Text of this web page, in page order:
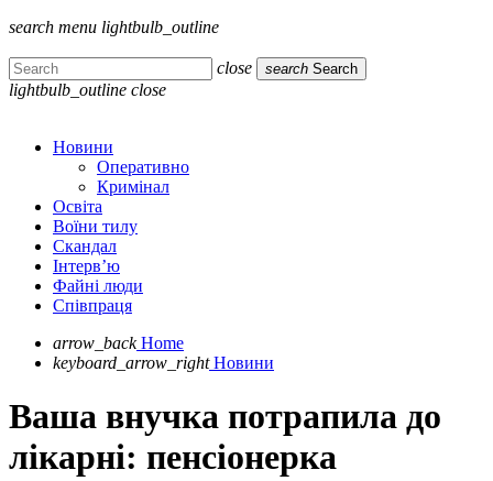
search menu lightbulb_outline
close search Search
lightbulb_outline close
Новини
Оперативно
Кримінал
Освіта
Воїни тилу
Скандал
Інтерв’ю
Файні люди
Співпраця
arrow_back Home
keyboard_arrow_right Новини
Ваша внучка потрапила до
лікарні: пенсіонерка